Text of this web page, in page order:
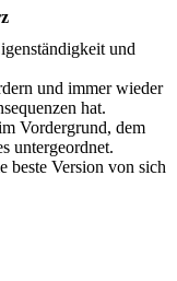
und
und immer wieder
hat.
Vordergrund, dem
untergeordnet.
beste Version von sich